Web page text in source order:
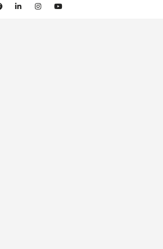
FacebookLinkedin InstagramYouTube